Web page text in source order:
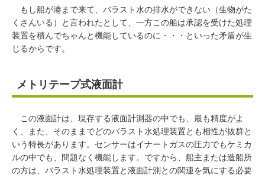
もし船が港まで来て、バラスト水の排水ができない（生物がた
くさんいる）と言われたとして、一方この船は承認を受けた処理
装置を積んでちゃんと機能しているのに・・・といった矛盾が生
じるからです。
メトリテープ式液面計
この液面計は、現存する液面計測器の中でも、最も精度がよ
く、また、そのままでどのバラスト水処理装置とも相性が抜群と
いう特長があります。センサーはイナートガスの圧力でもケミカ
ルの中でも、問題なく機能します。ですから、船主または造船所
の方は、バラスト水処理装置と液面計測との関連を気にする必要